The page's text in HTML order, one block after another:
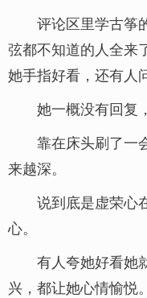
评论区里学古筝
弦都不知道的人全来
她手指好看，还有人
她一概没有回复
靠在床头刷了一
来越深。
说到底是虚荣心
心。
有人夸她好看她
兴，都让她心情愉悦。